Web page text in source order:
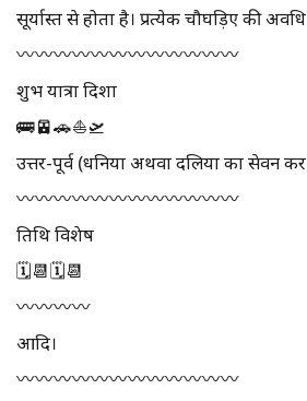
सूर्यास्त से होता है। प्रत्येक चौघड़िए की
〰️〰️〰️〰️〰️〰️〰️〰️〰️〰️〰️〰️
शुभ यात्रा दिशा
🚌🚈🚗⛵🛫
उत्तर-पूर्व (धनिया अथवा दलिया का सेवन कर
〰️〰️〰️〰️〰️〰️〰️〰️〰️〰️〰️〰️
तिथि विशेष
🗓📆🗓📆
〰️〰️〰️〰️
आदि।
〰️〰️〰️〰️〰️〰️〰️〰️〰️〰️〰️〰️